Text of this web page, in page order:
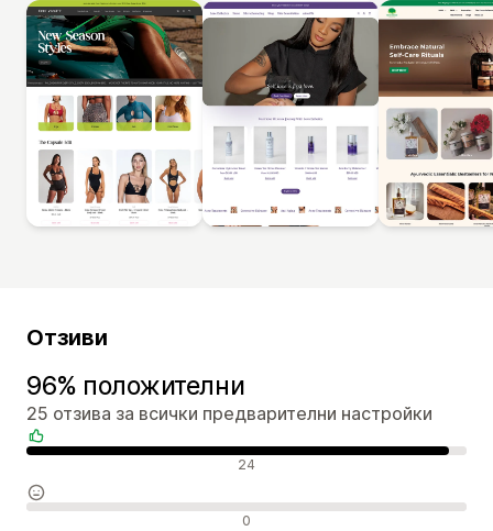
Отзиви
96% положителни
25 отзива за всички предварителни настройки
Положителни отзиви 24
Неутрални отзиви 0